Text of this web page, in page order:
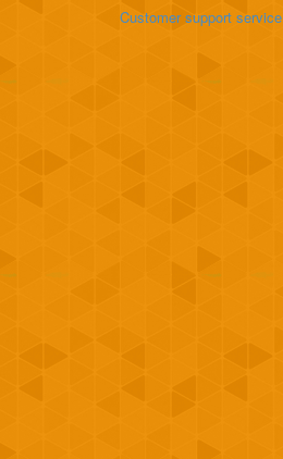
Customer support service